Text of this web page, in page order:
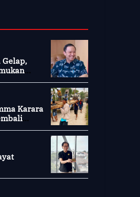
Gelap,
Karara